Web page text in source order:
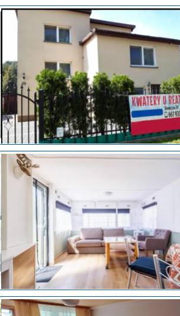
noclegi Krynica Morska-Piaski